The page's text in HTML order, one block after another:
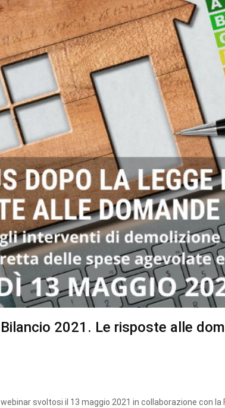
2021. Le risposte alle
svoltosi il 13 maggio 2021 in collaborazione con la